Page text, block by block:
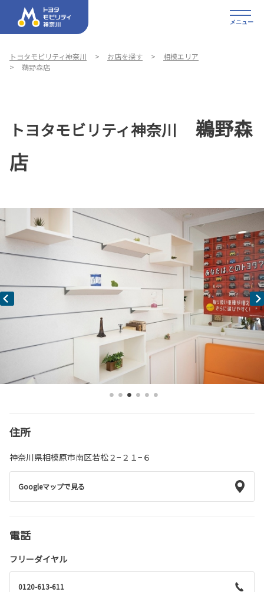
メニュー
トヨタモビリティ神奈川 お店を探す
相模エリア
鵜野森店
トヨタモビリティ神奈川
鵜野森
店
住所
神奈川県相模原市南区若松２−２１−６
Googleマップで見る
電話
フリーダイヤル
0120-613-611